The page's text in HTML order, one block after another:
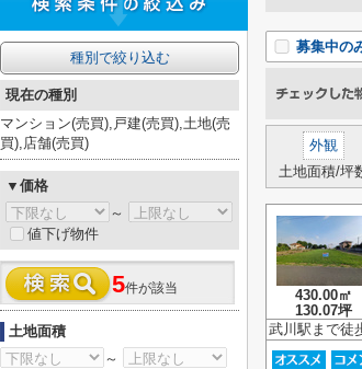
募集中の
外観
土地面積/坪
430.00㎡
130.07坪
武川駅まで徒
種別で絞り込む
現在の種別
マンション(売買),戸建(売買),土地(売
買),店舗(売買)
▼価格
～
値下げ物件
5件が該当
土地面積
～